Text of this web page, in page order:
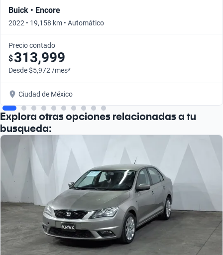
Buick • Encore
2022 • 19,158 km • Automático
Precio contado
$313,999
Desde $5,972 /mes*
Ciudad de México
Explora otras opciones relacionadas a tu
busqueda: